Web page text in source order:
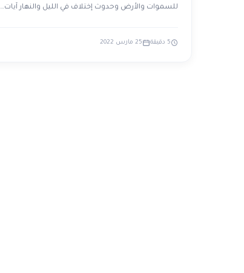
للسموات والأرض وحدوث إختلاف في الليل والنهار آيات…
5 دقيقة 25 مارس 2022